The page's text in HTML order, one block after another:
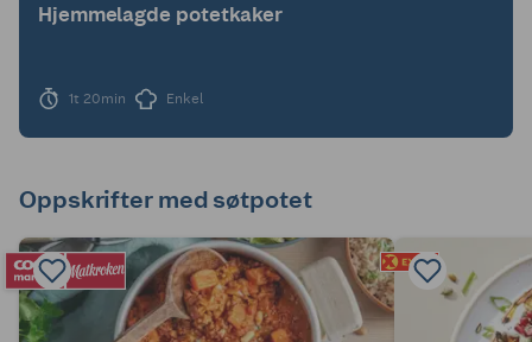
Hjemmelagde potetkaker
1t 20min Enkel
Oppskrifter med søtpotet